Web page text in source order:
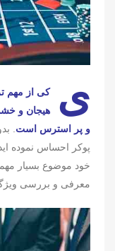
ی
کی از مهم
هیجان و
و پر استرس است .
پوکر احساس نموده
خود موضوع بسیار
معرفی و بررسی